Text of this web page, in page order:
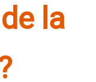
la